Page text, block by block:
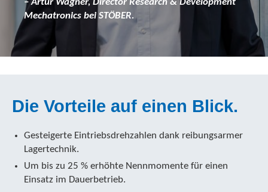
Mechatronics bei STÖBER.
Die Vorteile auf einen Blick.
Gesteigerte Eintriebsdrehzahlen dank reibungsarmer
Lagertechnik.
Um bis zu 25 % erhöhte Nennmomente für einen
Einsatz im Dauerbetrieb.